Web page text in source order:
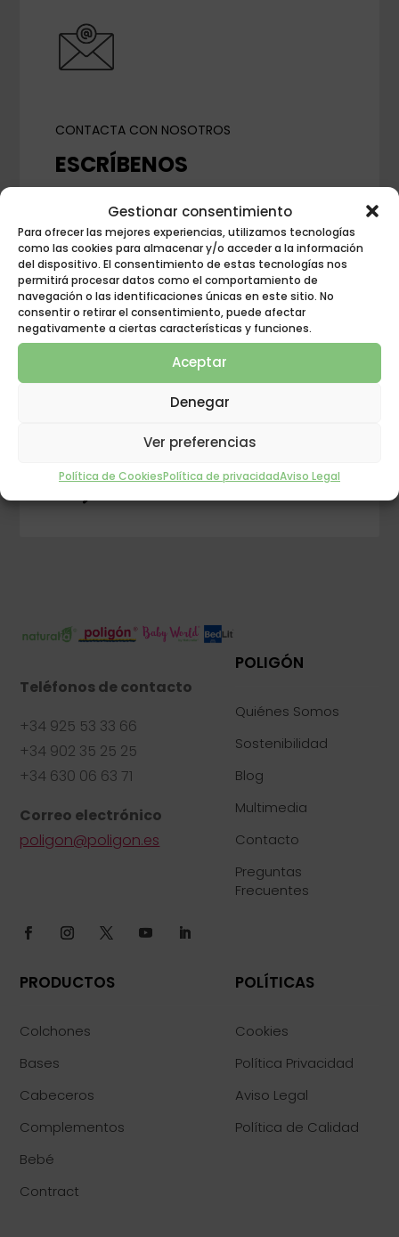
Gestionar consentimiento
Para ofrecer las mejores experiencias, utilizamos tecnologías
como las cookies para almacenar y/o acceder a la información
del dispositivo. El consentimiento de estas tecnologías nos
permitirá procesar datos como el comportamiento de
navegación o las identificaciones únicas en este sitio. No
consentir o retirar el consentimiento, puede afectar
negativamente a ciertas características y funciones.
Aceptar
Denegar
Ver preferencias
Política de CookiesPolítica de privacidadAviso Legal
CONTACTA CON NOSOTROS
ESCRÍBENOS
INFORMACIÓN
$
Teléfonos de contacto
+34 925 53 33 66
+34 902 35 25 25
+34 630 06 63 71
Correo electrónico
poligon@poligon.es
POLIGÓN
Quiénes Somos
Sostenibilidad
Blog
Multimedia
Contacto
Preguntas
Frecuentes
PRODUCTOS
Colchones
Bases
Cabeceros
Complementos
Bebé
Contract
POLÍTICAS
Cookies
Política Privacidad
Aviso Legal
Política de Calidad